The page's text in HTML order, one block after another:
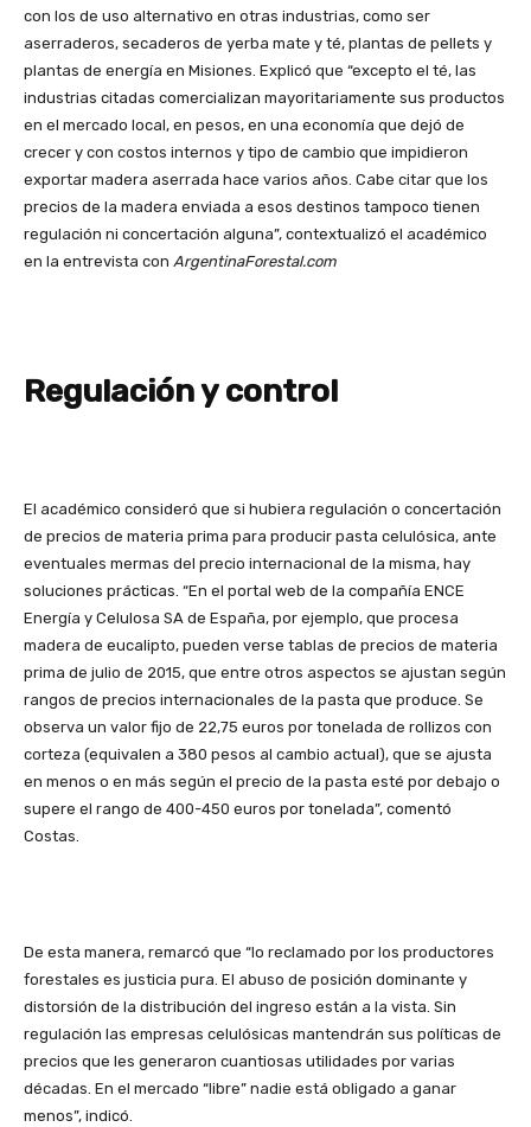
con los de uso alternativo en otras industrias, como ser
aserraderos, secaderos de yerba mate y té, plantas de pellets y
plantas de energía en Misiones. Explicó que “excepto el té, las
industrias citadas comercializan mayoritariamente sus productos
en el mercado local, en pesos, en una economía que dejó de
crecer y con costos internos y tipo de cambio que impidieron
exportar madera aserrada hace varios años. Cabe citar que los
precios de la madera enviada a esos destinos tampoco tienen
regulación ni concertación alguna”, contextualizó el académico
en la entrevista con ArgentinaForestal.com
Regulación y control
El académico consideró que si hubiera regulación o concertación
de precios de materia prima para producir pasta celulósica, ante
eventuales mermas del precio internacional de la misma, hay
soluciones prácticas. “En el portal web de la compañía ENCE
Energía y Celulosa SA de España, por ejemplo, que procesa
madera de eucalipto, pueden verse tablas de precios de materia
prima de julio de 2015, que entre otros aspectos se ajustan según
rangos de precios internacionales de la pasta que produce. Se
observa un valor fijo de 22,75 euros por tonelada de rollizos con
corteza (equivalen a 380 pesos al cambio actual), que se ajusta
en menos o en más según el precio de la pasta esté por debajo o
supere el rango de 400-450 euros por tonelada”, comentó
Costas.
De esta manera, remarcó que “lo reclamado por los productores
forestales es justicia pura. El abuso de posición dominante y
distorsión de la distribución del ingreso están a la vista. Sin
regulación las empresas celulósicas mantendrán sus políticas de
precios que les generaron cuantiosas utilidades por varias
décadas. En el mercado “libre” nadie está obligado a ganar
menos”, indicó.